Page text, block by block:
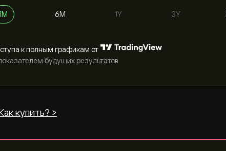
6M 1Y 3Y
к полным графикам от
будущих результатов
Как купить? >